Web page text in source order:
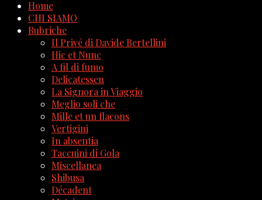
Home
CHI SIAMO
Rubriche
Il Privé di Davide Bertellini
Hic et Nunc
A fil di fumo
Delicatessen
La Signora in Viaggio
Meglio soli che
Mille et un flacons
Vertigini
In absentia
Taccuini di Gola
Miscellanea
Shibusa
Décadent